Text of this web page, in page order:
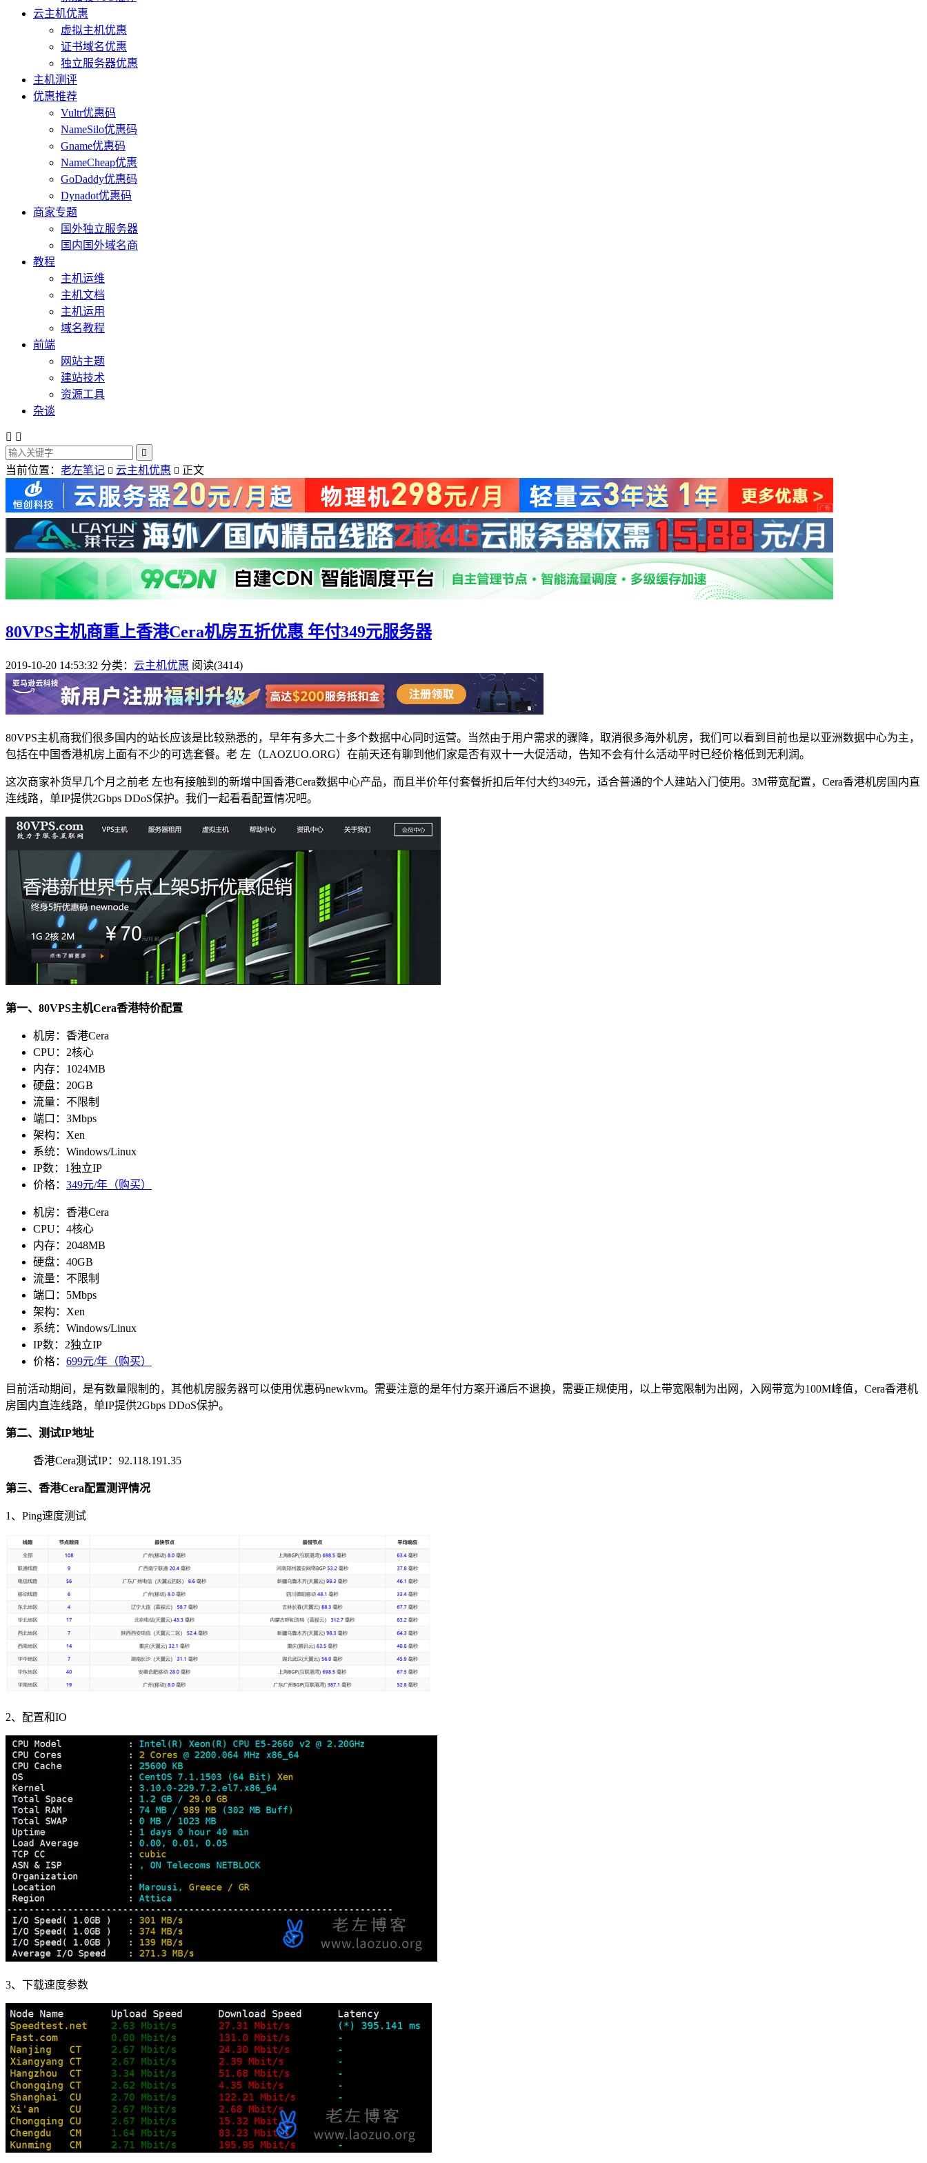
云主机优惠
虚拟主机优惠
证书域名优惠
独立服务器优惠
主机测评
优惠推荐
Vultr优惠码
NameSilo优惠码
Gname优惠码
NameCheap优惠
GoDaddy优惠码
Dynadot优惠码
商家专题
国外独立服务器
国内国外域名商
教程
主机运维
主机文档
主机运用
域名教程
前端
网站主题
建站技术
资源工具
杂谈
 

当前位置： 老左笔记  云主机优惠  正文
80VPS主机商重上香港Cera机房五折优惠 年付349元服务器
2019-10-20 14:53:32 分类： 云主机优惠 阅读(3414)
80VPS主机商我们很多国内的站长应该是比较熟悉的，早年有多大二十多个数据中心同时运营。当然由于用户需求的骤降，取消很多海外机房，我们可以看到目前也是以亚洲数据中心为主，
包括在中国香港机房上面有不少的可选套餐。老 左（LAOZUO.ORG）在前天还有聊到他们家是否有双十一大促活动，告知不会有什么活动平时已经价格低到无利润。
这次商家补货早几个月之前老 左也有接触到的新增中国香港Cera数据中心产品，而且半价年付套餐折扣后年付大约349元，适合普通的个人建站入门使用。3M带宽配置，Cera香港机房国内直
连线路，单IP提供2Gbps DDoS保护。我们一起看看配置情况吧。
第一、80VPS主机Cera香港特价配置
机房：香港Cera
CPU：2核心
内存：1024MB
硬盘：20GB
流量：不限制
端口：3Mbps
架构：Xen
系统：Windows/Linux
IP数：1独立IP
价格： 349元/年（购买）
机房：香港Cera
CPU：4核心
内存：2048MB
硬盘：40GB
流量：不限制
端口：5Mbps
架构：Xen
系统：Windows/Linux
IP数：2独立IP
价格： 699元/年（购买）
目前活动期间，是有数量限制的，其他机房服务器可以使用优惠码newkvm。需要注意的是年付方案开通后不退换，需要正规使用，以上带宽限制为出网，入网带宽为100M峰值，Cera香港机
房国内直连线路，单IP提供2Gbps DDoS保护。
第二、测试IP地址
香港Cera测试IP：92.118.191.35
第三、香港Cera配置测评情况
1、Ping速度测试
2、配置和IO
3、下载速度参数